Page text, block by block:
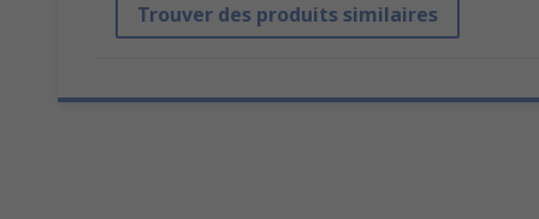
Trouver des produits similaires